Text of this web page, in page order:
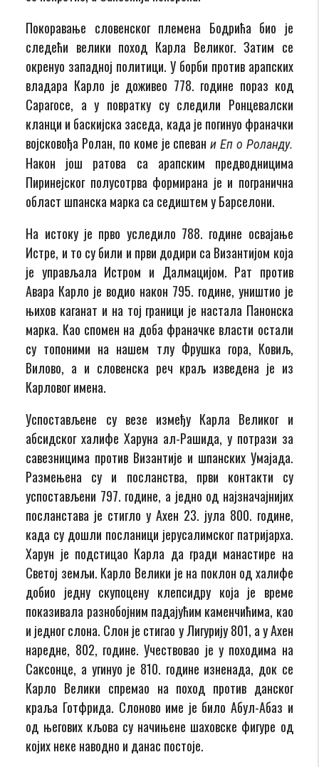
Покоравање словенског племена Бодрића био је
следећи велики поход Карла Великог. Затим се
окренуо западној политици. У борби против арапских
владара Карло је доживео 778. године пораз код
Сарагосе, а у повратку су следили Ронцевалски
кланци и баскијска заседа, када је погинуо франачки
војсковођа Ролан, по коме је спевани Еп о Роланду.
Након још ратова са арапским предводницима
Пиринејског полусотрва формирана је и погранична
област шпанска марка са седиштем у Барселони.
На истоку је прво уследило 788. године освајање
Истре, и то су били и први додири са Византијом која
је управљала Истром и Далмацијом. Рат против
Авара Карло је водио након 795. године, уништио је
њихов каганат и на тој граници је настала Панонска
марка. Као спомен на доба франачке власти остали
су топоними на нашем тлу Фрушка гора, Ковиљ,
Вилово, а и словенска реч краљ изведена је из
Карловог имена.
Успостављене су везе између Карла Великог и
абсидског халифе Харуна ал-Рашида, у потрази за
савезницима против Византије и шпанских Умајада.
Размењена су и посланства, први контакти су
успостављени 797. године, а једно од најзначајнијих
посланстава је стигло у Ахен 23. јула 800. године,
када су дошли посланици јерусалимског патријарха.
Харун је подстицао Карла да гради манастире на
Светој земљи. Карло Велики је на поклон од халифе
добио једну скупоцену клепсидру која је време
показивала разнобојним падајућим каменчићима, као
и једног слона. Слон је стигао у Лигурију 801, а у Ахен
наредне, 802, године. Учествовао је у походима на
Саксонце, а угинуо је 810. године изненада, док се
Карло Велики спремао на поход против данског
краља Готфрида. Слоново име је било Абул-Абаз и
од његових кљова су начињене шаховске фигуре од
којих неке наводно и данас постоје.